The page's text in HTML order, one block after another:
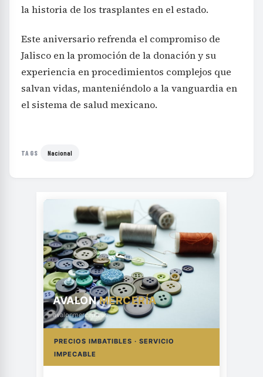
la historia de los trasplantes en el estado.
Este aniversario refrenda el compromiso de
Jalisco en la promoción de la donación y su
experiencia en procedimientos complejos que
salvan vidas, manteniéndolo a la vanguardia en
el sistema de salud mexicano.
TAGS Nacional
AVALONMERCERÍA
avalonmerceria.es
PRECIOS IMBATIBLES · SERVICIO
IMPECABLE